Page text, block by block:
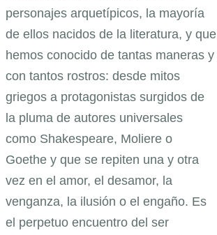
personajes arquetípicos, la mayoría
de ellos nacidos de la literatura, y que
hemos conocido de tantas maneras y
con tantos rostros: desde mitos
griegos a protagonistas surgidos de
la pluma de autores universales
como Shakespeare, Moliere o
Goethe y que se repiten una y otra
vez en el amor, el desamor, la
venganza, la ilusión o el engaño. Es
el perpetuo encuentro del ser